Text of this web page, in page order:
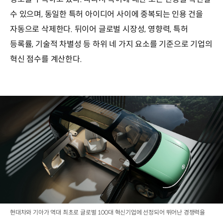
수 있으며, 동일한 특허 아이디어 사이에 중복되는 인용 건을
자동으로 삭제한다. 뒤이어 글로벌 시장성, 영향력, 특허
등록률, 기술적 차별성 등 하위 네 가지 요소를 기준으로 기업의
혁신 점수를 계산한다.
현대차와 기아가 역대 최초로 글로벌 100대 혁신기업에 선정되어 뛰어난 경쟁력을